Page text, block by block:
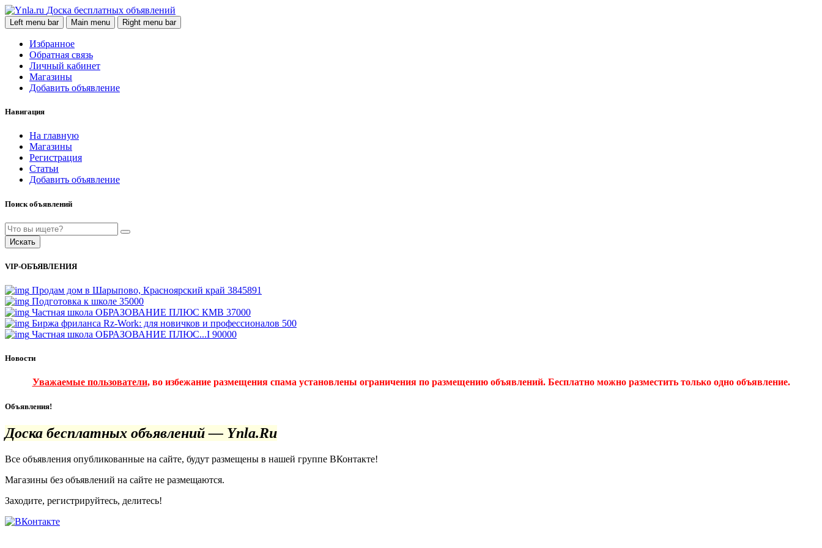
Доска бесплатных объявлений
Left menu bar Main menu Right menu bar
Избранное
Обратная связь
Личный кабинет
Магазины
Добавить объявление
Навигация
На главную
Магазины
Регистрация
Статьи
Добавить объявление
Поиск объявлений
Искать
VIP-ОБЪЯВЛЕНИЯ
Продам дом в Шарыпово, Красноярский край 3845891
Подготовка к школе 35000
Частная школа ОБРАЗОВАНИЕ ПЛЮС КМВ 37000
Биржа фриланса Rz-Work: для новичков и профессионалов 500
Частная школа ОБРАЗОВАНИЕ ПЛЮС...I 90000
Новости
Уважаемые пользователи, во избежание размещения спама установлены ограничения по размещению объявлений. Бесплатно можно разместить только одно объявление.
Объявления!
Доска бесплатных объявлений — Ynla.Ru
Все объявления опубликованные на сайте, будут размещены в нашей группе ВКонтакте!
Магазины без объявлений на сайте не размещаются.
Заходите, регистрируйтесь, делитесь!